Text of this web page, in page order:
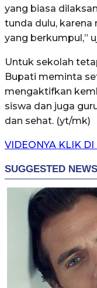
yang biasa
tunda dulu, karena
yang berkumpul,”
Untuk sekolah
Bupati meminta
mengaktifkan
siswa dan juga
dan sehat. (yt/mk)
VIDEONYA KLIK DI